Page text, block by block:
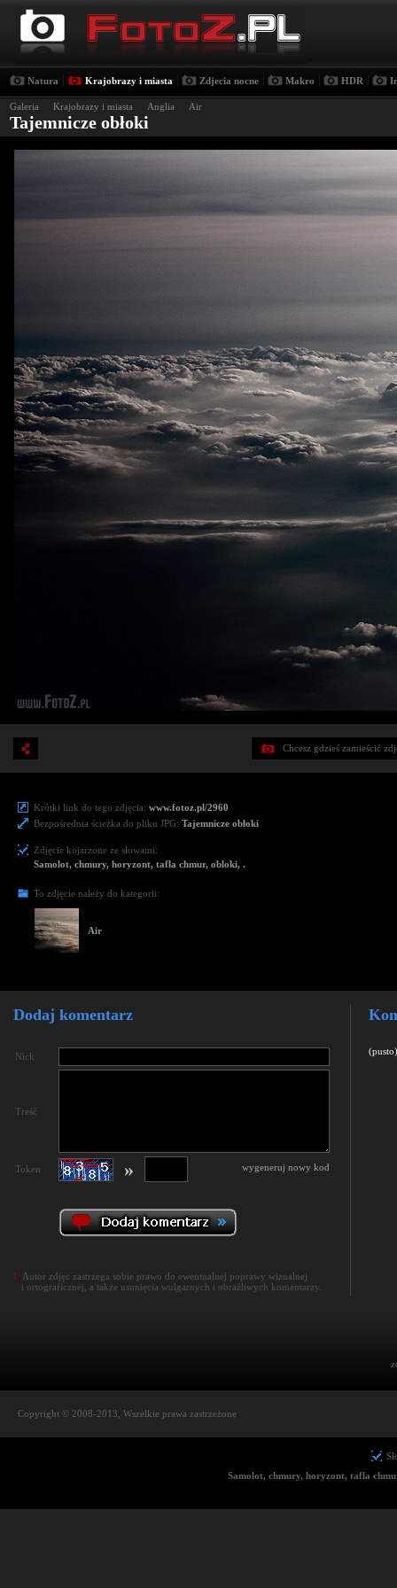
Natura Krajobrazy i miasta Zdjecia nocne Makro HDR
Galeria › Krajobrazy i miasta › Anglia › Air
Tajemnicze obłoki
Chcesz gdzieś zamieścić
Krótki link do tego zdjęcia: www.fotoz.pl/2960
Bezpośrednia ścieżka do pliku JPG: Tajemnicze obłoki
Zdjęcie kojarzone ze słowami:
Samolot, chmury, horyzont, tafla chmur, obloki, .
To zdjęcie należy do kategorii:
Air
Dodaj komentarz
Nick
Treść
Token wygeneruj nowy kod
»
! Autor zdjęc zastrzega sobie prawo do ewentualnej poprawy wizualnej
i ortograficznej, a także usunięcia wulgarnych i obraźliwych komentarzy.
(pusto)
Copyright © 2008-2013, Wszelkie prawa zastrzeżone
Samolot, chmury, horyzont, tafla